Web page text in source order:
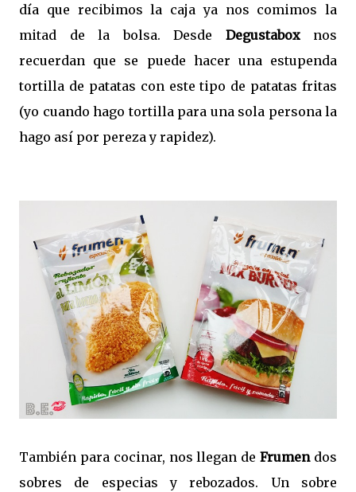
día que recibimos la caja ya nos comimos la
mitad de la bolsa. Desde Degustabox nos
recuerdan que se puede hacer una estupenda
tortilla de patatas con este tipo de patatas fritas
(yo cuando hago tortilla para una sola persona la
hago así por pereza y rapidez).
También para cocinar, nos llegan deFrumen dos
sobres de especias y rebozados. Un sobre